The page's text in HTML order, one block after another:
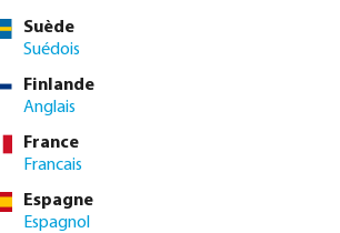
: Entrez la quantité souhaitée ou
de boîtes:
MSQ:
Ajouter au panier
Suède
Suédois
Finlande
Anglais
France
Francais
Espagne
Espagnol